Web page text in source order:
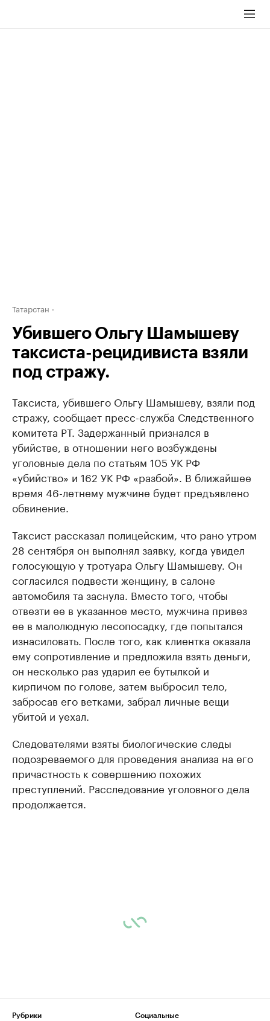
Татарстан
Убившего Ольгу Шамышеву
таксиста-рецидивиста взяли
под стражу.
Таксиста, убившего Ольгу Шамышеву, взяли под
стражу, сообщает пресс-служба Следственного
комитета РТ. Задержанный признался в
убийстве, в отношении него возбуждены
уголовные дела по статьям 105 УК РФ
«убийство» и 162 УК РФ «разбой». В ближайшее
время 46-летнему мужчине будет предъявлено
обвинение.
Таксист рассказал полицейским, что рано утром
28 сентября он выполнял заявку, когда увидел
голосующую у тротуара Ольгу Шамышеву. Он
согласился подвести женщину, в салоне
автомобиля та заснула. Вместо того, чтобы
отвезти ее в указанное место, мужчина привез
ее в малолюдную лесопосадку, где попытался
изнасиловать. После того, как клиентка оказала
ему сопротивление и предложила взять деньги,
он несколько раз ударил ее бутылкой и
кирпичом по голове, затем выбросил тело,
забросав его ветками, забрал личные вещи
убитой и уехал.
Следователями взяты биологические следы
подозреваемого для проведения анализа на его
причастность к совершению похожих
преступлений. Расследование уголовного дела
продолжается.
Рубрики
Социальные